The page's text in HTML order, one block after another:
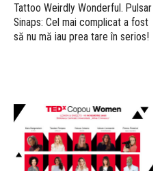
Tattoo Weirdly Wonderful. Pulsar
Sinaps: Cel mai complicat a fost
să nu mă iau prea tare în serios!